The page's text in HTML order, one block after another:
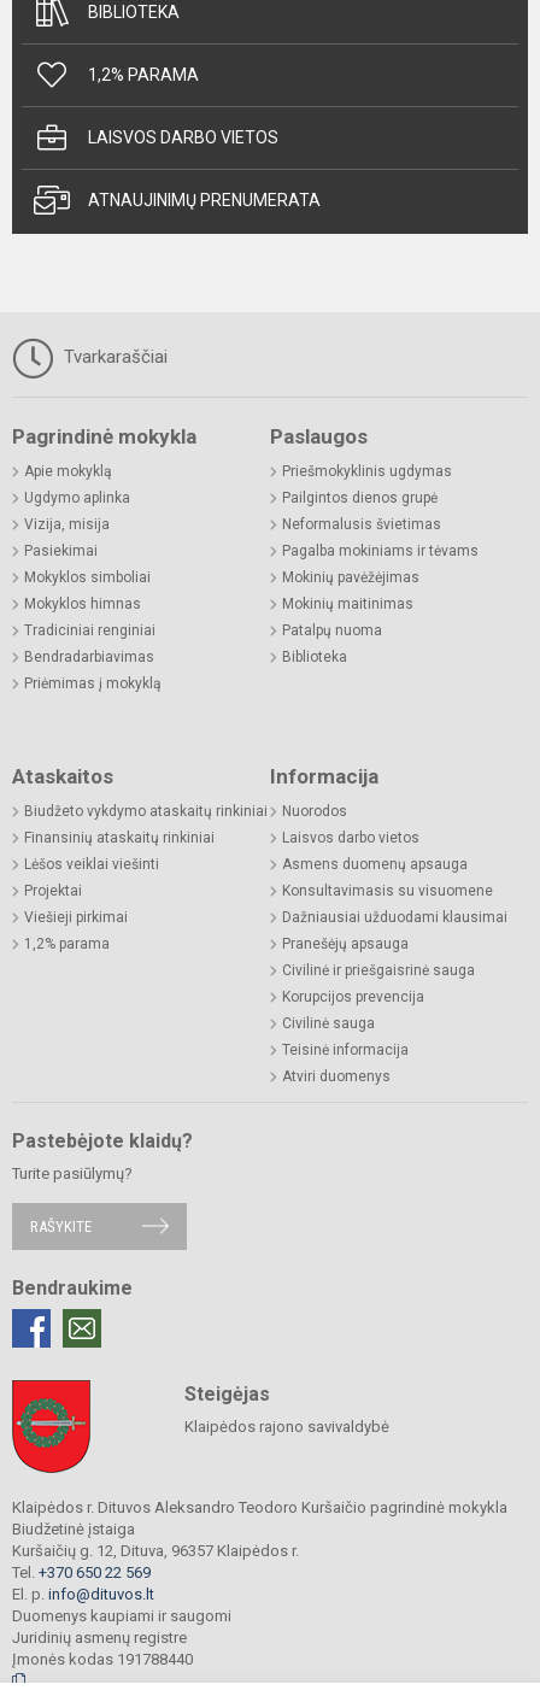
BIBLIOTEKA
1,2% PARAMA
LAISVOS DARBO VIETOS
ATNAUJINIMŲ PRENUMERATA
Tvarkaraščiai
Pagrindinė mokykla
Apie mokyklą
Ugdymo aplinka
Vizija, misija
Pasiekimai
Mokyklos simboliai
Mokyklos himnas
Tradiciniai renginiai
Bendradarbiavimas
Priėmimas į mokyklą
Paslaugos
Priešmokyklinis ugdymas
Pailgintos dienos grupė
Neformalusis švietimas
Pagalba mokiniams ir tėvams
Mokinių pavėžėjimas
Mokinių maitinimas
Patalpų nuoma
Biblioteka
Ataskaitos
Biudžeto vykdymo ataskaitų rinkiniai
Finansinių ataskaitų rinkiniai
Lėšos veiklai viešinti
Projektai
Viešieji pirkimai
1,2% parama
Informacija
Nuorodos
Laisvos darbo vietos
Asmens duomenų apsauga
Konsultavimasis su visuomene
Dažniausiai užduodami klausimai
Pranešėjų apsauga
Civilinė ir priešgaisrinė sauga
Korupcijos prevencija
Civilinė sauga
Teisinė informacija
Atviri duomenys
Pastebėjote klaidų?
Turite pasiūlymų?
RAŠYKITE
Bendraukime
Steigėjas
Klaipėdos rajono savivaldybė
Klaipėdos r. Dituvos Aleksandro Teodoro Kuršaičio pagrindinė mokykla
Biudžetinė įstaiga
Kuršaičių g. 12, Dituva, 96357 Klaipėdos r.
Tel. +370 650 22 569
El. p. info@dituvos.lt
Duomenys kaupiami ir saugomi
Juridinių asmenų registre
Įmonės kodas 191788440